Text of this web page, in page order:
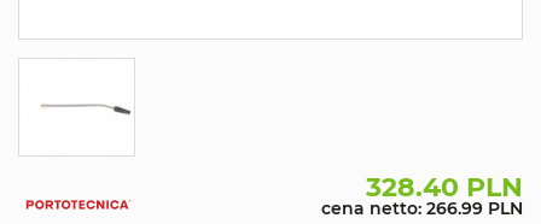
328.40 PLN
cena netto: 266.99 PLN